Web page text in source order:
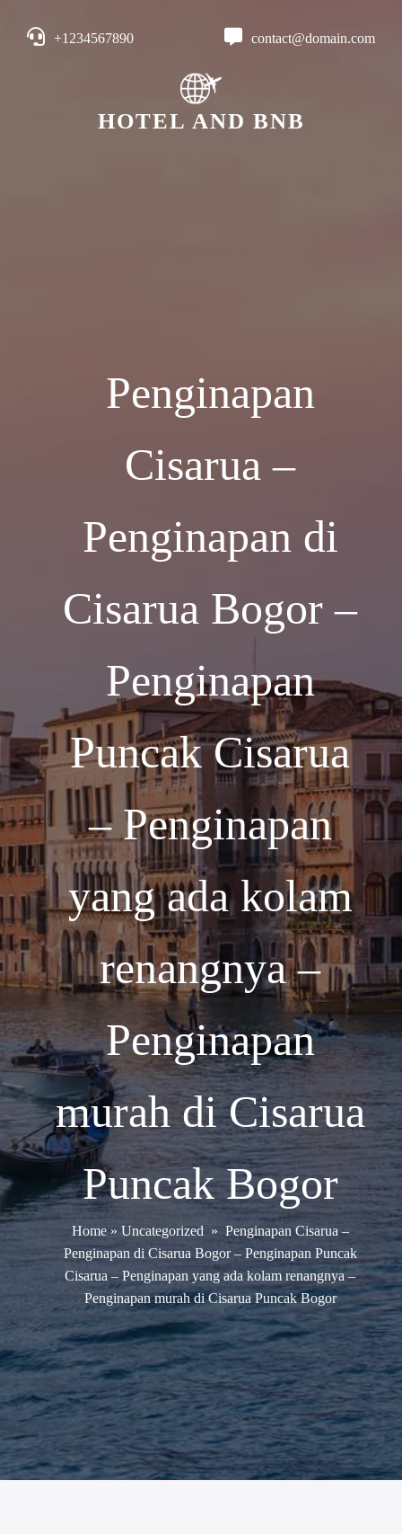
+1234567890 contact@domain.com
HOTEL AND BNB
Penginapan
Cisarua –
Penginapan di
Cisarua Bogor –
Penginapan
Puncak Cisarua
– Penginapan
yang ada kolam
renangnya –
Penginapan
murah di Cisarua
Puncak Bogor
Home» Uncategorized » Penginapan Cisarua –
Penginapan di Cisarua Bogor – Penginapan Puncak
Cisarua – Penginapan yang ada kolam renangnya –
Penginapan murah di Cisarua Puncak Bogor